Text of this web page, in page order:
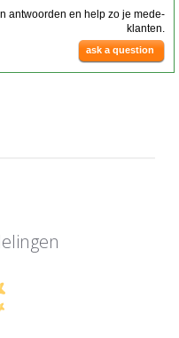
antwoorden en help zo je mede-
klanten.
ask a question